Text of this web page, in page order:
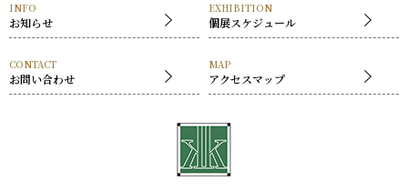
INFO
お知らせ
EXHIBITION
個展スケジュール
CONTACT
お問い合わせ
MAP
アクセスマップ